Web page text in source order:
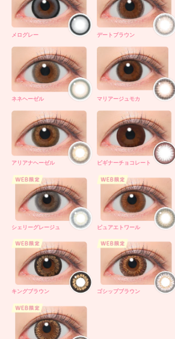
メログレー デートブラウン
ネネヘーゼル マリアージュモカ
アリアナヘーゼル ビギナーチョコレート
シェリーグレージュ ピュアエトワール
キングブラウン ゴシップブラウン